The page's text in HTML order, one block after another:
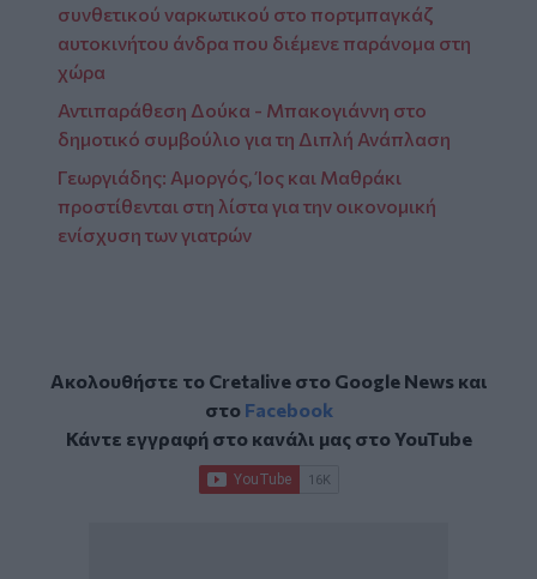
συνθετικού ναρκωτικού στο πορτμπαγκάζ
αυτοκινήτου άνδρα που διέμενε παράνομα στη
χώρα
Αντιπαράθεση Δούκα - Μπακογιάννη στο
δημοτικό συμβούλιο για τη Διπλή Ανάπλαση
Γεωργιάδης: Αμοργός, Ίος και Μαθράκι
προστίθενται στη λίστα για την οικονομική
ενίσχυση των γιατρών
Ακολουθήστε το Cretalive στο Google Newsκαι
στο Facebook
Κάντε εγγραφή στο κανάλι μας στοYouTube